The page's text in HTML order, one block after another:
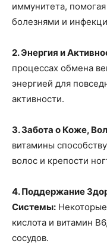
иммунитета,
болезнями и
2. Энергия и
процессах обмена
энергией для
активности.
3. Забота о Коже,
витамины
волос и крепости
4. Поддержание
Системы:
кислота и витамин
сосудов.